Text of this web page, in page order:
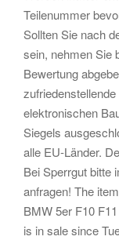
Teilenummer
Sollten Sie nach
sein, nehmen Sie
Bewertung
elektronischen
Siegels
alle EU-Länder.
Bei Sperrgut bitte
anfragen! The
BMW 5er F10
is in sale since